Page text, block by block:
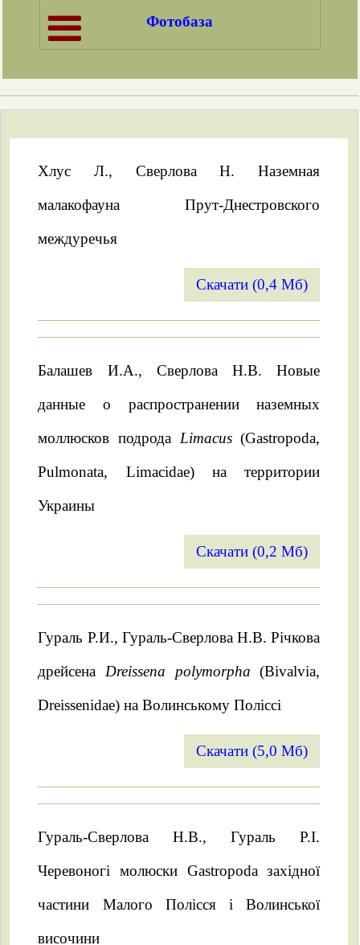
Фотобаза
Хлус Л., Сверлова Н. Наземная
малакофауна Прут-Днестровского
междуречья
Скачати (0,4 Мб)
Балашев И.А., Сверлова Н.В. Новые
данные о распространении наземных
моллюсков подрода Limacus(Gastropoda,
Pulmonata, Limacidae) на территории
Украины
Скачати (0,2 Мб)
Гураль Р.И., Гураль-Сверлова Н.В. Річкова
дрейсена Dreissena polymorpha (Bivalvia,
Dreissenidae) на Волинському Поліссі
Скачати (5,0 Мб)
Гураль-Сверлова Н.В., Гураль Р.І.
Черевоногі молюски Gastropoda західної
частини Малого Полісся і Волинської
височини